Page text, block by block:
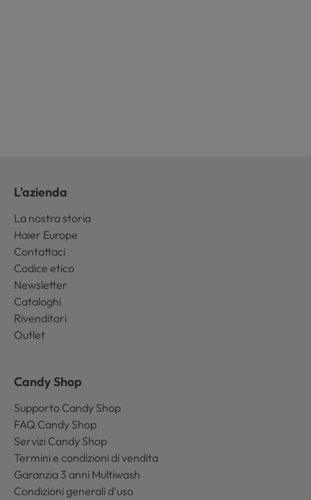
L'azienda
La nostra storia
Haier Europe
Contattaci
Codice etico
Newsletter
Cataloghi
Rivenditori
Outlet
Candy Shop
Supporto Candy Shop
FAQ Candy Shop
Servizi Candy Shop
Termini e condizioni di vendita
Garanzia 3 anni Multiwash
Condizioni generali d'uso